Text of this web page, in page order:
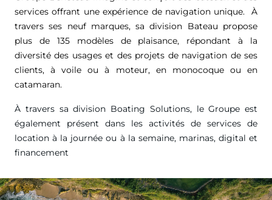
services offrant une expérience de navigation unique. À
travers ses neuf marques, sa division Bateau propose
plus de 135 modèles de plaisance, répondant à la
diversité des usages et des projets de navigation de ses
clients, à voile ou à moteur, en monocoque ou en
catamaran.
À travers sa division Boating Solutions, le Groupe est
également présent dans les activités de services de
location à la journée ou à la semaine, marinas, digital et
financement